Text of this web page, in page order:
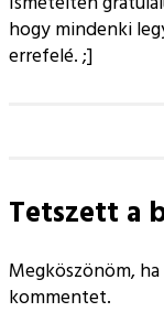
hogy mindenki
errefelé. ;]
Tetszett a
Megköszönöm,
kommentet.